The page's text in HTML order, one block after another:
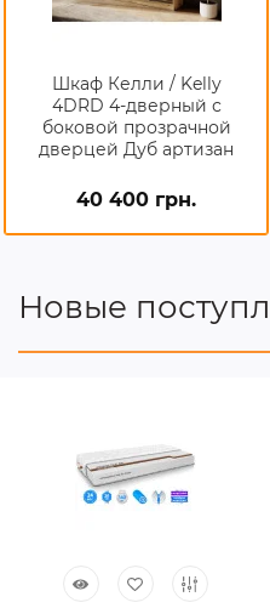
Шкаф Келли / Kelly
4DRD 4-дверный с
боковой прозрачной
дверцей Дуб артизан
40 400 грн.
Новые